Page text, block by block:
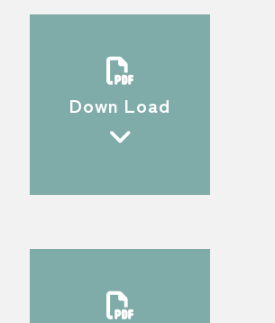
Down Load